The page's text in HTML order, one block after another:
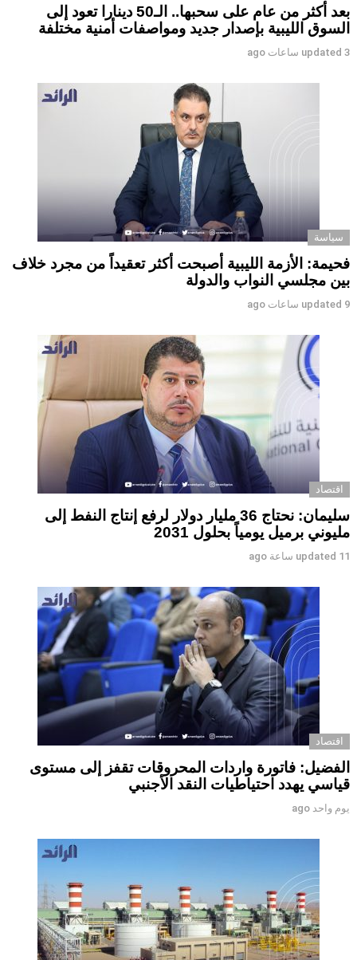
بعد أكثر من عام على سحبها.. الـ50 دينارا تعود إلى
السوق الليبية بإصدار جديد ومواصفات أمنية مختلفة
updated 3 ساعات ago
سياسة
فحيمة: الأزمة الليبية أصبحت أكثر تعقيداً من مجرد خلاف
بين مجلسي النواب والدولة
updated 9 ساعات ago
اقتصاد
سليمان: نحتاج 36 مليار دولار لرفع إنتاج النفط إلى
مليوني برميل يومياً بحلول 2031
updated 11 ساعة ago
اقتصاد
الفضيل: فاتورة واردات المحروقات تقفز إلى مستوى
قياسي يهدد احتياطيات النقد الأجنبي
يوم واحد ago